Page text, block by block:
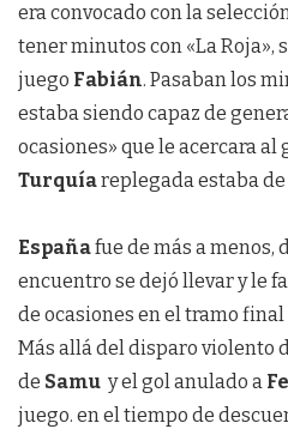
era convocado con la
tener minutos con «La Roja»,
juego Fabián. Pasaban los
estaba siendo capaz de
ocasiones» que le acercara al
Turquíareplegada estaba
Españafue de más a
encuentro se dejó llevar y le
de ocasiones en el tramo
Más allá del disparo violento
de Samu y el gol anulado a
juego. en el tiempo de